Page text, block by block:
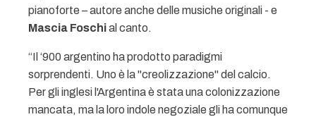
pianoforte – autore anche delle musiche originali - e
Mascia Foschial canto.
“Il ‘900 argentino ha prodotto paradigmi
sorprendenti. Uno è la "creolizzazione" del calcio.
Per gli inglesi l'Argentina è stata una colonizzazione
mancata, ma la loro indole negoziale gli ha comunque